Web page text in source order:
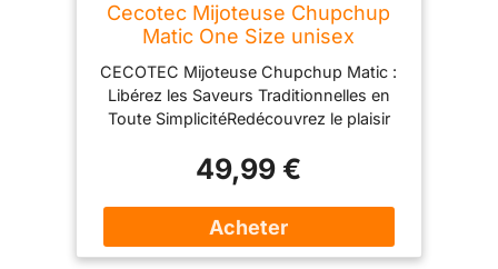
Cecotec Mijoteuse Chupchup
Matic One Size unisex
CECOTEC Mijoteuse Chupchup Matic :
Libérez les Saveurs Traditionnelles en
Toute SimplicitéRedécouvrez le plaisir
mijoteuse CECOTEC Chupchup Matic.
Cette marmite électrique exceptionnelle
est conçue pour les foyers modernes
qui recherchent les saveurs riches et
complexes de la cuisine lente
49,99 €